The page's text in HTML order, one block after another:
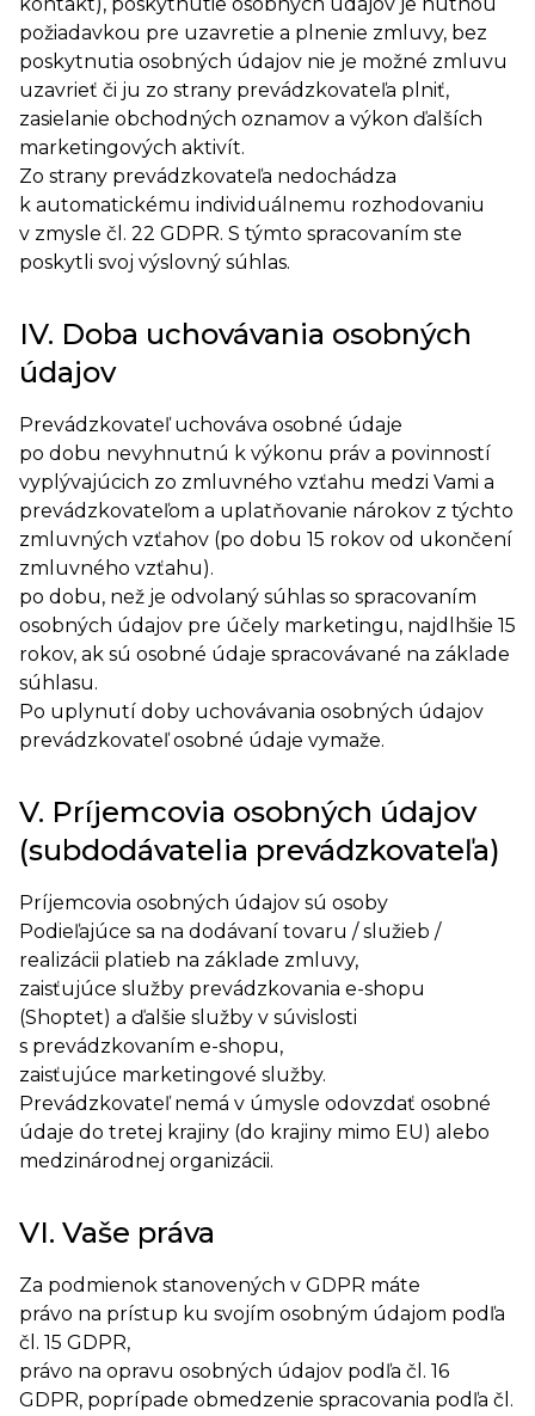
požiadavkou pre uzavretie a plnenie zmluvy, bez
poskytnutia osobných údajov nie je možné zmluvu
uzavrieť či ju zo strany prevádzkovateľa plniť,
zasielanie obchodných oznamov a výkon ďalších
marketingových aktivít.
Zo strany prevádzkovateľa nedochádza
k automatickému individuálnemu rozhodovaniu
v zmysle čl. 22 GDPR. S týmto spracovaním ste
poskytli svoj výslovný súhlas.
IV. Doba uchovávania osobných
údajov
Prevádzkovateľ uchováva osobné údaje
po dobu nevyhnutnú k výkonu práv a povinností
vyplývajúcich zo zmluvného vzťahu medzi Vami a
prevádzkovateľom a uplatňovanie nárokov z týchto
zmluvných vzťahov (po dobu 15 rokov od ukončení
zmluvného vzťahu).
po dobu, než je odvolaný súhlas so spracovaním
osobných údajov pre účely marketingu, najdlhšie 15
rokov, ak sú osobné údaje spracovávané na základe
súhlasu.
Po uplynutí doby uchovávania osobných údajov
prevádzkovateľ osobné údaje vymaže.
V. Príjemcovia osobných údajov
(subdodávatelia prevádzkovateľa)
Príjemcovia osobných údajov sú osoby
Podieľajúce sa na dodávaní tovaru / služieb /
realizácii platieb na základe zmluvy,
zaisťujúce služby prevádzkovania e-shopu
(Shoptet) a ďalšie služby v súvislosti
s prevádzkovaním e-shopu,
zaisťujúce marketingové služby.
Prevádzkovateľ nemá v úmysle odovzdať osobné
údaje do tretej krajiny (do krajiny mimo EU) alebo
medzinárodnej organizácii.
VI. Vaše práva
Za podmienok stanovených v GDPR máte
právo na prístup ku svojím osobným údajom podľa
čl. 15 GDPR,
právo na opravu osobných údajov podľa čl. 16
GDPR, poprípade obmedzenie spracovania podľa čl.